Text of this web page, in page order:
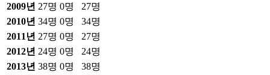
2009년 27명 0명 27명
2010년 34명 0명 34명
2011 년 27명 0명 27명
2012년 24명 0명 24명
2013년 38명 0명 38명